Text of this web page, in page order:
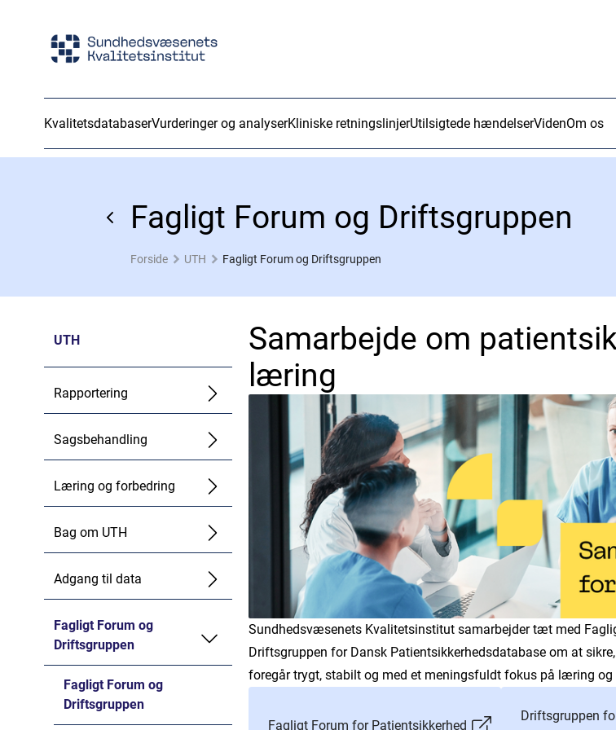
KvalitetsdatabaserVurderinger og analyserKliniske retningslinjerUtilsigtede hændelserVidenOm os
Fagligt Forum og Driftsgruppen
Forside UTH Fagligt Forum og Driftsgruppen
UTH
Rapportering
Sagsbehandling
Læring og forbedring
Bag om UTH
Adgang til data
Fagligt Forum og
Driftsgruppen
Fagligt Forum og
Driftsgruppen
Samarbejde om
læring
Sundhedsvæsenets Kvalitetsinstitut samarbejder tæt med
Driftsgruppen for Dansk Patientsikkerhedsdatabase om at
foregår trygt, stabilt og med et meningsfuldt fokus på læring og
Fagligt Forum for Patientsikkerhed
Driftsgruppen